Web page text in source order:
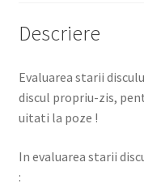
Descriere
Evaluarea starii
discul propriu-zis,
uitati la poze !
In evaluarea starii
: